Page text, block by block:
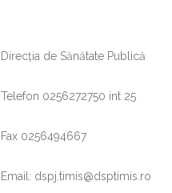
Direcția de Sănătate Publică
Telefon 0256272750 int 25
Fax 0256494667
Email: dspj.timis@dsptimis.ro